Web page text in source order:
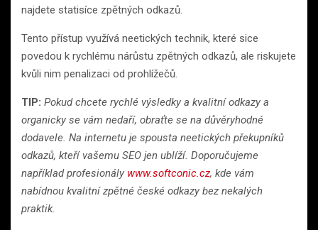
najdete statisíce zpětných odkazů.
Tento přístup využívá neetických technik, které sice
povedou k rychlému nárůstu zpětných odkazů, ale riskujete
kvůli nim penalizaci od prohlížečů.
TIP: Pokud chcete rychlé výsledky a kvalitní odkazy a
organicky se vám nedaří, obraťte se na důvěryhodné
dodavele. Na internetu je spousta neetických překupníků
odkazů, kteří vašemu SEO jen ublíží. Doporučujeme
například profesionály www.softconic.cz, kde vám
nabídnou kvalitní zpětné české odkazy bez nekalých
praktik.